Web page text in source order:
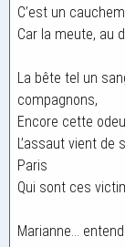
C’est un
Car la meute, au
La bête tel un
compagnons,
Encore cette
L’assaut vient
Paris
Qui sont ces
Marianne…